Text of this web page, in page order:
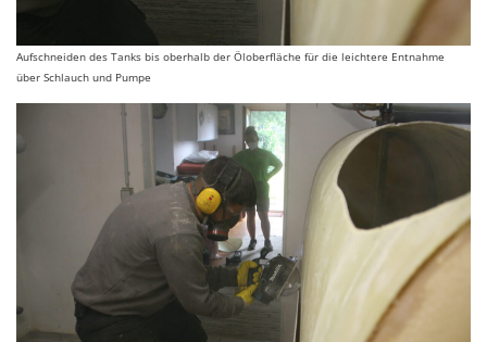
Aufschneiden des Tanks bis oberhalb der Öloberfläche für die leichtere Entnahme
über Schlauch und Pumpe